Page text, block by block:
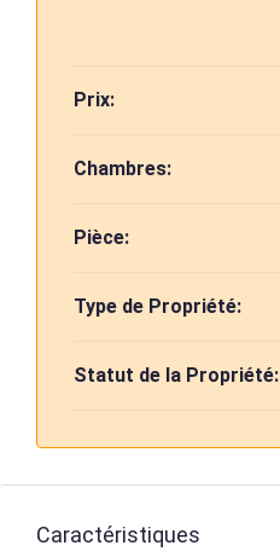
Prix:
Chambres:
Pièce:
Type de Propriété:
Statut de la Propriété:
Caractéristiques